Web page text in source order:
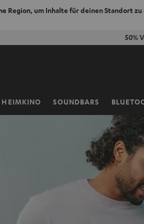
Region, um Inhalte für deinen Standort zu
50%
HEIMKINO SOUNDBARS